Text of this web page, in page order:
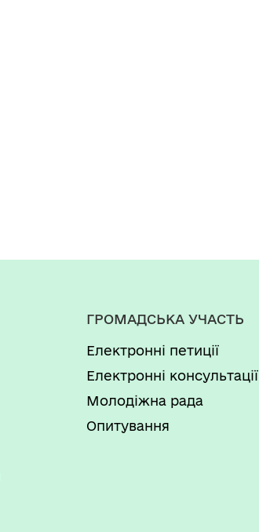
ГРОМАДСЬКА УЧАСТЬ
Електронні петиції
Електронні консультації
Молодіжна рада
Опитування